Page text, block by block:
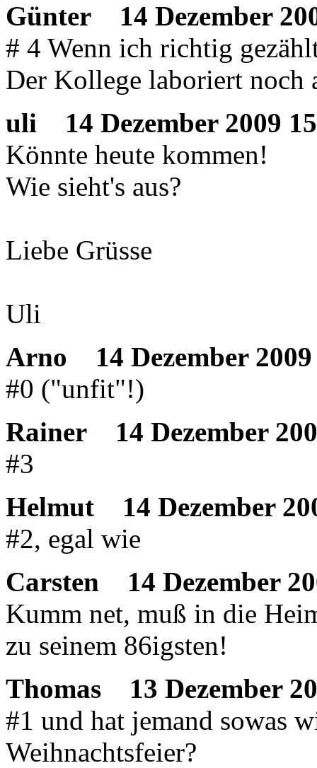
Günter
14 Dezember
# 4 Wenn ich richtig
Der Kollege laboriert noch
uli
14 Dezember 2009
Könnte heute kommen!
Wie sieht's aus?
Liebe Grüsse
Uli
Arno
14 Dezember
#0 ("unfit"!)
Rainer
14 Dezember
#3
Helmut
14 Dezember
#2, egal wie
Carsten
14 Dezember
Kumm net, muß in die
zu seinem 86igsten!
Thomas
13 Dezember
#1 und hat jemand sowas
Weihnachtsfeier?